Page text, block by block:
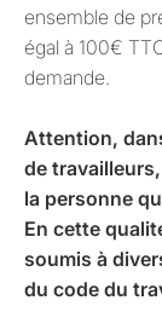
ensemble de
égal à 100€
demande.
Attention,
de
la personne
En cette
soumis à
du code du